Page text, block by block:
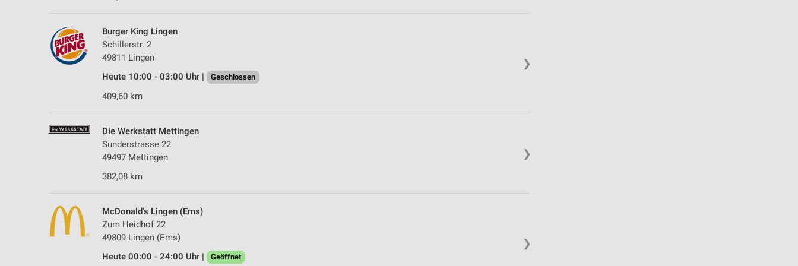
❯
Burger King Lingen
Schillerstr. 2
49811 Lingen
Heute 10:00 - 03:00 Uhr |
Geschlossen
409,60 km
❯
Die Werkstatt Mettingen
Sunderstrasse 22
49497 Mettingen
382,08 km
❯
McDonald's Lingen (Ems)
Zum Heidhof 22
49809 Lingen (Ems)
Heute 00:00 - 24:00 Uhr |
Geöffnet